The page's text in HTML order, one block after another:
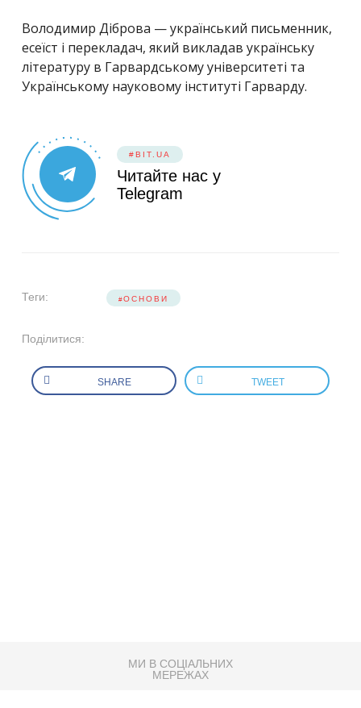
Володимир Діброва — український письменник,
есеїст і перекладач, який викладав українську
літературу в Гарвардському університеті та
Українському науковому інституті Гарварду.
#BIT.UA
Читайте нас у
Telegram
Теги: ОСНОВИ
Поділитися:
SHARE TWEET
МИ В СОЦІАЛЬНИХ
МЕРЕЖАХ